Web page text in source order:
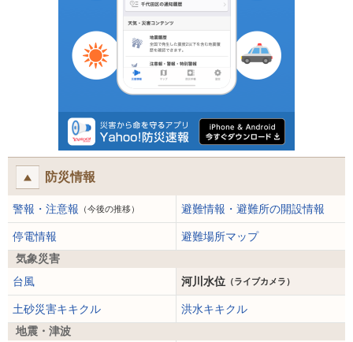
防災情報
警報・注意報 （今後の推移） 避難情報・避難所の開設情報
停電情報
避難場所マップ
気象災害
台風
河川水位 （ライブカメラ）
土砂災害キキクル
洪水キキクル
地震・津波